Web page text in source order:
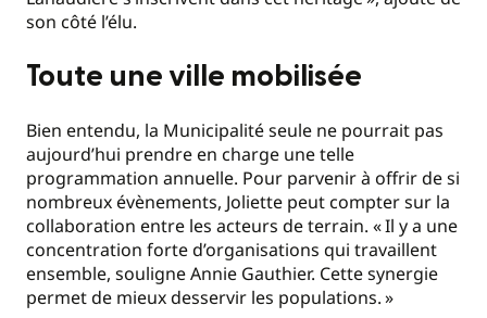
son côté l’élu.
Toute une ville mobilisée
Bien entendu, la Municipalité seule ne pourrait pas
aujourd’hui prendre en charge une telle
programmation annuelle. Pour parvenir à offrir de si
nombreux évènements, Joliette peut compter sur la
collaboration entre les acteurs de terrain. «Il y a une
concentration forte d’organisations qui travaillent
ensemble, souligne Annie Gauthier. Cette synergie
permet de mieux desservir les populations.»